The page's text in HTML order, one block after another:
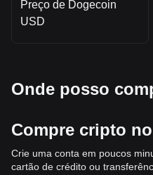
Preço de Dogecoin
USD
Onde posso
Compre cripto
Crie uma conta em poucos
cartão de crédito ou